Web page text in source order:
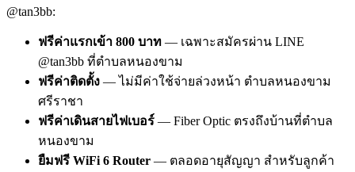
@tan3bb:
ฟรีค่าแรกเข้า 800 บาท — เฉพาะสมัครผ่าน LINE
@tan3bb ที่ตำบลหนองขาม
ฟรีค่าติดตั้ง — ไม่มีค่าใช้จ่ายล่วงหน้า ตำบลหนองขาม
ศรีราชา
ฟรีค่าเดินสายไฟเบอร์ — Fiber Optic ตรงถึงบ้านที่ตำบล
หนองขาม
ยืมฟรี WiFi 6 Router — ตลอดอายุสัญญา สำหรับลูกค้า